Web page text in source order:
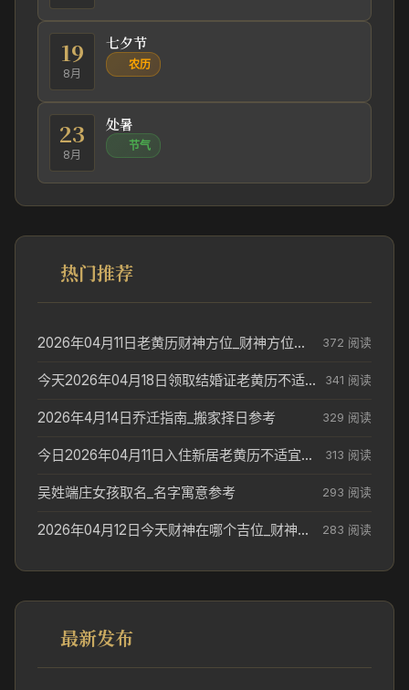
19
8月
七夕节
农历
23
8月
处暑
节气
热门推荐
2026年04月11日老黄历财神方位_财神方位与供奉讲究 372 阅读
今天2026年04月18日领取结婚证老黄历不适合吗_领证日期参考 341 阅读
2026年4月14日乔迁指南_搬家择日参考 329 阅读
今日2026年04月11日入住新居老黄历不适宜吗_搬家择日参考 313 阅读
吴姓端庄女孩取名_名字寓意参考 293 阅读
2026年04月12日今天财神在哪个吉位_财神方位参考 283 阅读
最新发布